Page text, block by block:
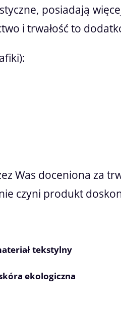
posiadają
i trwałość to
Was doceniona za
czyni produkt
tekstylny
ekologiczna